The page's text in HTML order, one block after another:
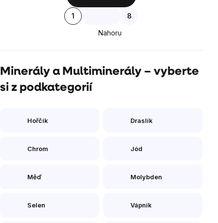
výpisu
Stránkování
1 8
Nahoru
Minerály a Multiminerály – vyberte
si z podkategorií
Hořčík Draslík
Chrom Jód
Měď Molybden
Selen Vápník